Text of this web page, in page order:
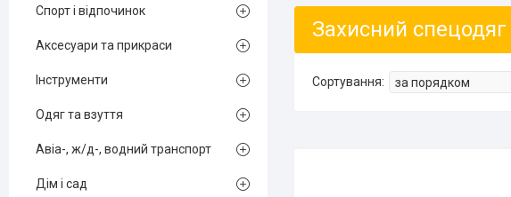
Захисний спецодяг
Спорт і відпочинок
Аксесуари та прикраси
Інструменти
Одяг та взуття
Авіа-, ж/д-, водний транспорт
Дім і сад